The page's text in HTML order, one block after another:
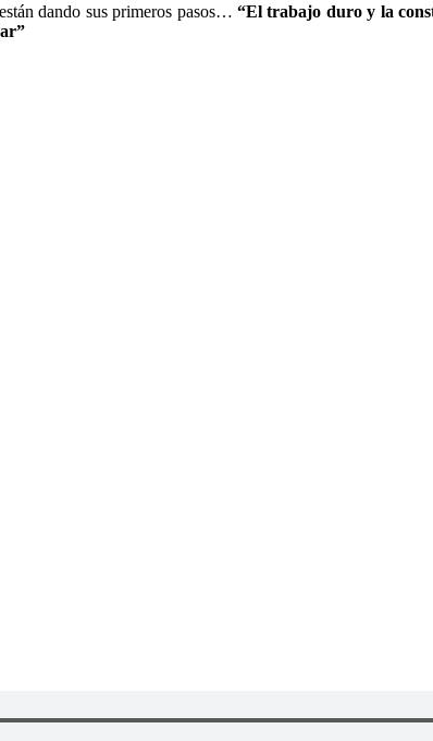
dando sus primeros pasos…“El trabajo duro y la